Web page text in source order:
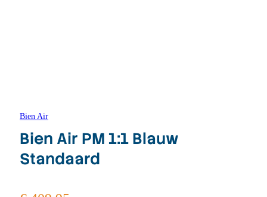
Bien Air
Bien Air PM 1:1 Blauw
Standaard